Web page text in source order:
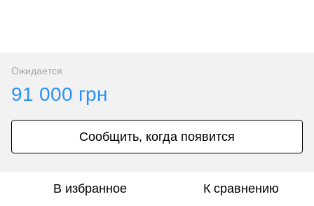
Ожидается
91 000 грн
Сообщить, когда появится
В избранное К сравнению